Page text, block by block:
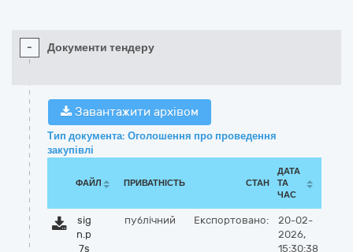
- Документи тендеру
Завантажити архівом
Тип документа: Оголошення про проведення
закупівлі
ФАЙЛ ПРИВАТНІСТЬ СТАН
ДАТА
ТА
ЧАС
sig
n.p
7s
публічний Експортовано:
20-02-
2026,
15:30:38